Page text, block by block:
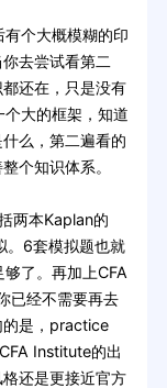
个大概模糊的印
去尝试看第二
还在，只是没有
大的框架，知道
么，第二遍看的
个知识体系。
两本Kaplan的
6套模拟题也就
了。再加上CFA
已经不需要再去
的是，practice
Institute的出
还是更接近官方